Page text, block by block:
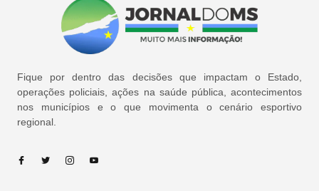
Fique por dentro das decisões que impactam o Estado,
operações policiais, ações na saúde pública, acontecimentos
nos municípios e o que movimenta o cenário esportivo
regional.